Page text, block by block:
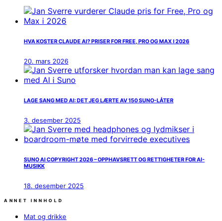
HVA KOSTER CLAUDE AI? PRISER FOR FREE, PRO OG MAX I 2026
20. mars 2026
LAGE SANG MED AI: DET JEG LÆRTE AV 150 SUNO-LÅTER
3. desember 2025
SUNO AI COPYRIGHT 2026 – OPPHAVSRETT OG RETTIGHETER FOR AI-
MUSIKK
18. desember 2025
ANNET INNHOLD
Mat og drikke